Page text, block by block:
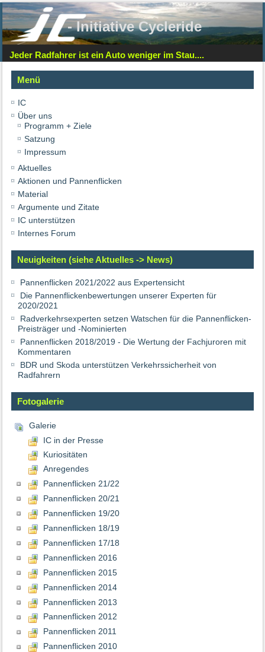
- Initiative Cycleride
Jeder Radfahrer ist ein Auto weniger im Stau....
Menü
IC
Über uns
Programm + Ziele
Satzung
Impressum
Aktuelles
Aktionen und Pannenflicken
Material
Argumente und Zitate
IC unterstützen
Internes Forum
Neuigkeiten (siehe Aktuelles -> News)
Pannenflicken 2021/2022 aus Expertensicht
Die Pannenflickenbewertungen unserer Experten für
2020/2021
Radverkehrsexperten setzen Watschen für die Pannenflicken-
Preisträger und -Nominierten
Pannenflicken 2018/2019 - Die Wertung der Fachjuroren mit
Kommentaren
BDR und Skoda unterstützen Verkehrssicherheit von
Radfahrern
Fotogalerie
Galerie
IC in der Presse
Kuriositäten
Anregendes
Pannenflicken 21/22
Pannenflicken 20/21
Pannenflicken 19/20
Pannenflicken 18/19
Pannenflicken 17/18
Pannenflicken 2016
Pannenflicken 2015
Pannenflicken 2014
Pannenflicken 2013
Pannenflicken 2012
Pannenflicken 2011
Pannenflicken 2010